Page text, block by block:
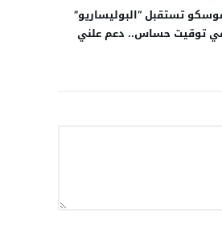
تستقبل “البوليساريو”
توقيت حساس.. دعم علني